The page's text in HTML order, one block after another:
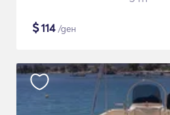
$114/ден